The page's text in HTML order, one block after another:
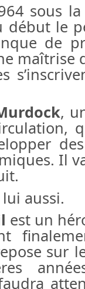
sous
début le
de
maîtrise
,
Il
aussi.
est un
sur